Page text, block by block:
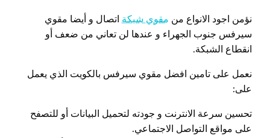
نؤمن اجود الانواع من مقوي شبكة اتصال و أيضا مقوي
سيرفس جنوب الجهراء و عندها لن تعاني من ضعف أو
انقطاع الشبكة.
نعمل على تامين افضل مقوي سيرفس بالكويت الذي يعمل
على:
تحسين سرعة الانترنت و جودته لتحميل البيانات أو للتصفح
على مواقع التواصل الاجتماعي.